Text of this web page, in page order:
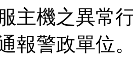
主機之異常
報警政單位